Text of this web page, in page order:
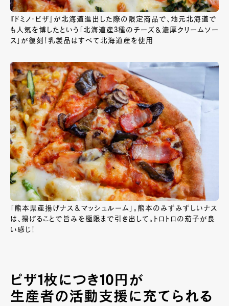
『ドミノ・ピザ』が北海道進出した際の限定商品で、地元北海道で
も人気を博したという「北海道産3種のチーズ＆濃厚クリームソー
ス」が復刻！乳製品はすべて北海道産を使用
「熊本県産揚げナス＆マッシュルーム」。熊本のみずみずしいナス
は、揚げることで旨みを極限まで引き出して。トロトロの茄子が良
い感じ！
ピザ1枚につき10円が
生産者の活動支援に充てられる